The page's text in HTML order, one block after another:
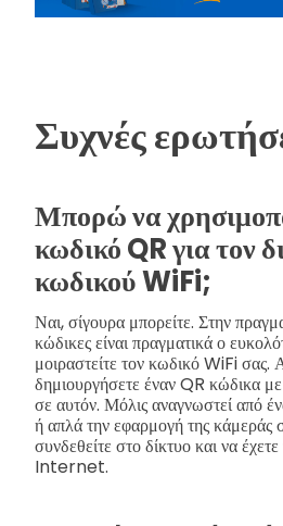
Συχνές
Μπορώ να
κωδικό QR για τον
κωδικού WiFi;
Ναι, σίγουρα μπορείτε. Στην
κώδικες είναι πραγματικά ο
μοιραστείτε τον κωδικό WiFi σας.
δημιουργήσετε έναν QR κώδικα
σε αυτόν. Μόλις αναγνωστεί από
ή απλά την εφαρμογή της κάμεράς
συνδεθείτε στο δίκτυο και να
Internet.